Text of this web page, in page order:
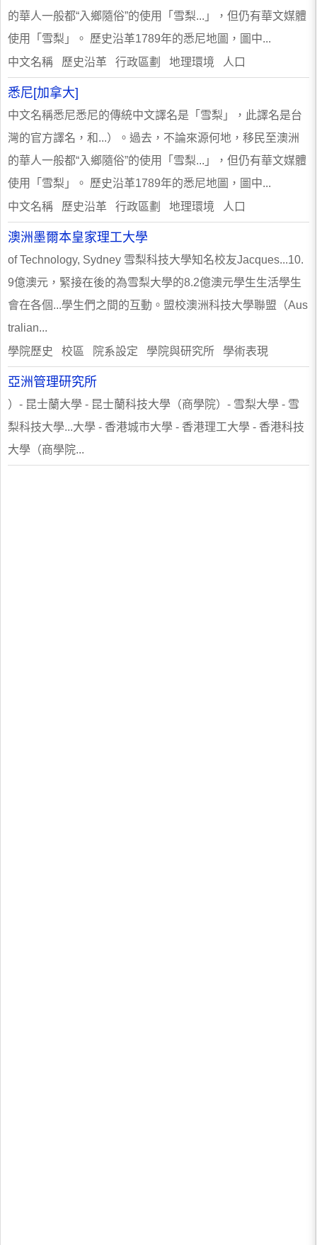
的華人一般都“入鄉隨俗”的使用「雪梨...」，但仍有華文媒體
使用「雪梨」。 歷史沿革1789年的悉尼地圖，圖中...
中文名稱 歷史沿革 行政區劃 地理環境 人口
悉尼[加拿大]
中文名稱悉尼悉尼的傳統中文譯名是「雪梨」，此譯名是台
灣的官方譯名，和...）。過去，不論來源何地，移民至澳洲
的華人一般都“入鄉隨俗”的使用「雪梨...」，但仍有華文媒體
使用「雪梨」。 歷史沿革1789年的悉尼地圖，圖中...
中文名稱 歷史沿革 行政區劃 地理環境 人口
澳洲墨爾本皇家理工大學
of Technology, Sydney 雪梨科技大學知名校友Jacques...10.
9億澳元，緊接在後的為雪梨大學的8.2億澳元學生生活學生
會在各個...學生們之間的互動。盟校澳洲科技大學聯盟（Aus
tralian...
學院歷史 校區 院系設定 學院與研究所 學術表現
亞洲管理研究所
）- 昆士蘭大學 - 昆士蘭科技大學（商學院）- 雪梨大學 - 雪
梨科技大學...大學 - 香港城市大學 - 香港理工大學 - 香港科技
大學（商學院...